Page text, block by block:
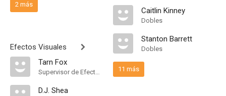
2 más
Efectos Visuales
Tarn Fox
Supervisor de Efectos Visuales
D.J. Shea
Caitlin Kinney
Dobles
Stanton Barrett
Dobles
11 más